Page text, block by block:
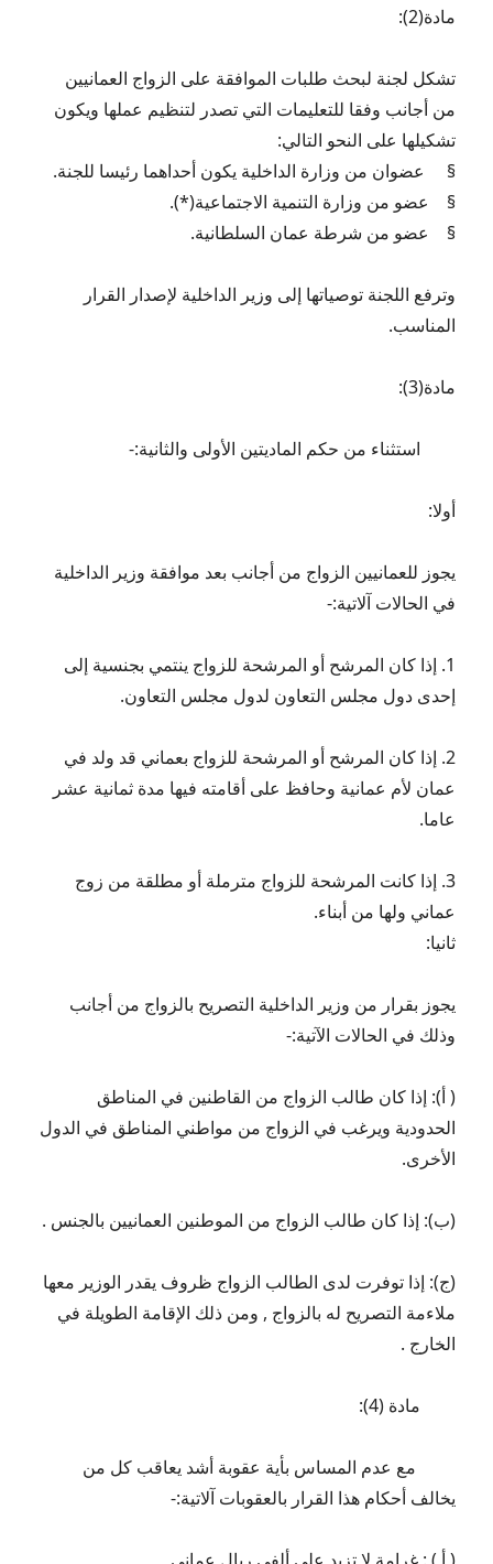
مادة(2):
تشكل لجنة لبحث طلبات الموافقة على الزواج العمانيين
من أجانب وفقا للتعليمات التي تصدر لتنظيم عملها ويكون
تشكيلها على النحو التالي:
§ عضوان من وزارة الداخلية يكون أحداهما رئيسا للجنة.
§ عضو من وزارة التنمية الاجتماعية(*).
§ عضو من شرطة عمان السلطانية.
وترفع اللجنة توصياتها إلى وزير الداخلية لإصدار القرار
المناسب.
مادة(3):
استثناء من حكم الماديتين الأولى والثانية:-
أولا:
يجوز للعمانيين الزواج من أجانب بعد موافقة وزير الداخلية
في الحالات آلاتية:-
1. إذا كان المرشح أو المرشحة للزواج ينتمي بجنسية إلى
إحدى دول مجلس التعاون لدول مجلس التعاون.
2. إذا كان المرشح أو المرشحة للزواج بعماني قد ولد في
عمان لأم عمانية وحافظ على أقامته فيها مدة ثمانية عشر
عاما.
3. إذا كانت المرشحة للزواج مترملة أو مطلقة من زوج
عماني ولها من أبناء.
ثانيا:
يجوز بقرار من وزير الداخلية التصريح بالزواج من أجانب
وذلك في الحالات الآتية:-
( أ): إذا كان طالب الزواج من القاطنين في المناطق
الحدودية ويرغب في الزواج من مواطني المناطق في الدول
الأخرى.
(ب): إذا كان طالب الزواج من الموطنين العمانيين بالجنس .
(ج): إذا توفرت لدى الطالب الزواج ظروف يقدر الوزير معها
ملاءمة التصريح له بالزواج , ومن ذلك الإقامة الطويلة في
الخارج .
مادة (4):
مع عدم المساس بأية عقوبة أشد يعاقب كل من
يخالف أحكام هذا القرار بالعقوبات آلاتية:-